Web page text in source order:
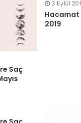
Saç
3 Eylül
Hacamat
2019